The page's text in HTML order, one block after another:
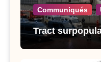
Communiqués
Tract